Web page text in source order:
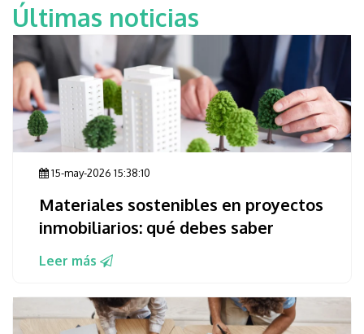
Últimas noticias
15-may-2026 15:38:10
Materiales sostenibles en proyectos
inmobiliarios: qué debes saber
Leer más